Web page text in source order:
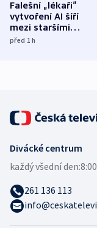
Falešní „lékaři“
vytvoření AI šíří
mezi staršími
Poláky nebezpečné
před 1h
Divácké centrum
každý všední den:
261 136 113